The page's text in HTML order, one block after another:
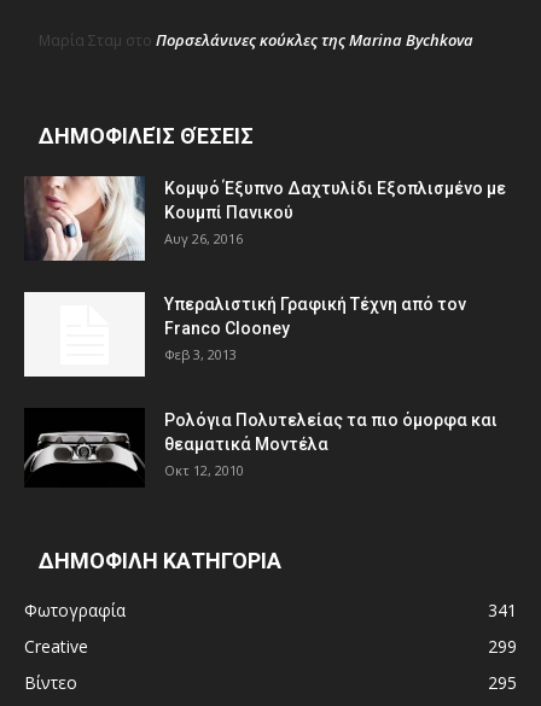
Μαρία Σταμ στο Πορσελάνινες κούκλες της Marina Bychkova
ΔΗΜΟΦΙΛΕΊΣ ΘΈΣΕΙΣ
Κομψό Έξυπνο Δαχτυλίδι Εξοπλισμένο με
Κουμπί Πανικού
Αυγ 26, 2016
Υπεραλιστική Γραφική Τέχνη από τον
Franco Clooney
Φεβ 3, 2013
Ρολόγια Πολυτελείας τα πιο όμορφα και
θεαματικά Μοντέλα
Οκτ 12, 2010
ΔΗΜΟΦΙΛΗ ΚΑΤΗΓΟΡΙΑ
Φωτογραφία
341
Creative
299
Βίντεο
295